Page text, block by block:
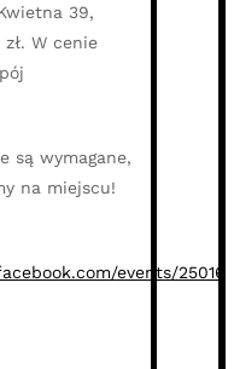
39,
W cenie
są wymagane,
na miejscu!
events/